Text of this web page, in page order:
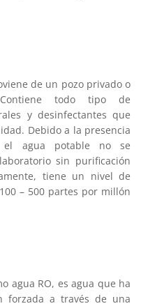
de un pozo privado o
todo tipo de
y desinfectantes que
Debido a la presencia
el agua potable no se
sin purificación
tiene un nivel de
– 500 partes por millón
agua RO, es agua que ha
forzada a través de una